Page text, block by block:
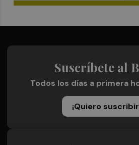
Suscríbete al
Todos los días a primera
¡Quiero